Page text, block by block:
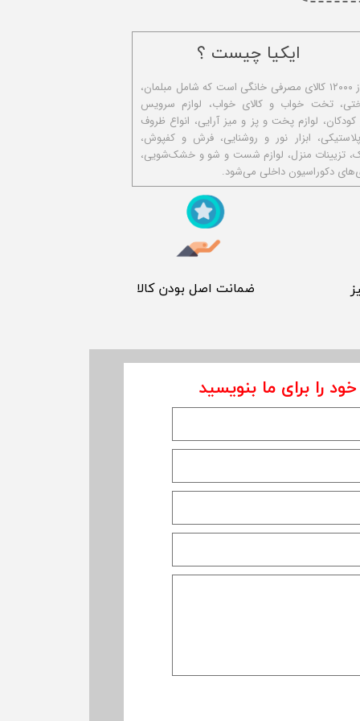
را برای ما بنویسید
ایکیا چیست ؟
ا​یکیا تولیدکننده بیش از ۱۲۰۰۰ کالای مصرفی خانگی است که شامل مبلمان،
تخت خواب و کالای خواب، لوازم سرویس
کودکان، لوازم پخت و پز و میز آرایی، انواع ظروف
ابزار نور و روشنایی، فرش و کفپوش،
تزیینات منزل، لوازم شست و شو و خشک‌شویی،
دکوراسیون داخلی می‌شود.
​ ضمانت اصل بودن کالا